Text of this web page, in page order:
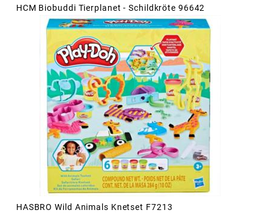
HCM Biobuddi Tierplanet - Schildkröte 96642
HASBRO Wild Animals Knetset F7213